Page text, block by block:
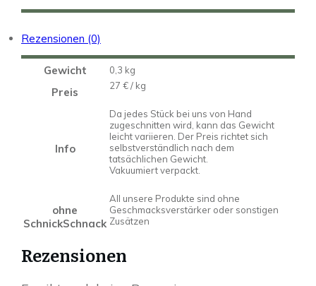
Rezensionen (0)
Gewicht 0,3 kg
Preis 27 € / kg
Info
Da jedes Stück bei uns von Hand
zugeschnitten wird, kann das Gewicht
leicht variieren. Der Preis richtet sich
selbstverständlich nach dem
tatsächlichen Gewicht.
Vakuumiert verpackt.
ohne
SchnickSchnack
All unsere Produkte sind ohne
Geschmacksverstärker oder sonstigen
Zusätzen
Rezensionen